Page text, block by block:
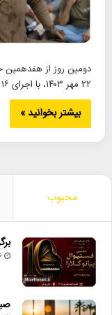
دومین روز از هفدهمین
۲۲ مهر ۱۴۰۳، با اجرای ۱۶ نمایش در فضاهای باز…
بیشتر بخوانید »
محبوب
16